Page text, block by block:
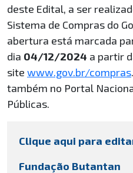
deste Edital, a ser
Sistema de Compras do
abertura está marcada
dia 04/12/2024 a partir
site www.gov.br/compras
também no Portal
Públicas.
Clique aqui para
Fundação Butantan